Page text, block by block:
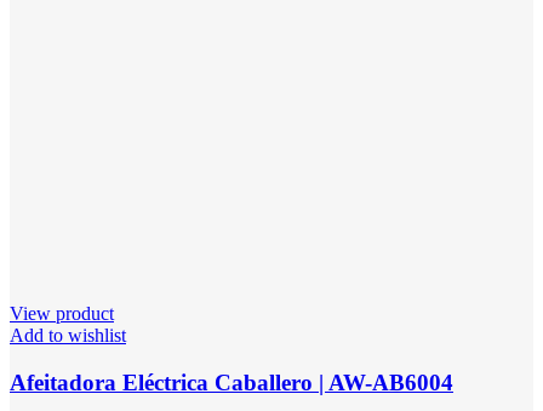
View product
Add to wishlist
Afeitadora Eléctrica Caballero | AW-AB6004